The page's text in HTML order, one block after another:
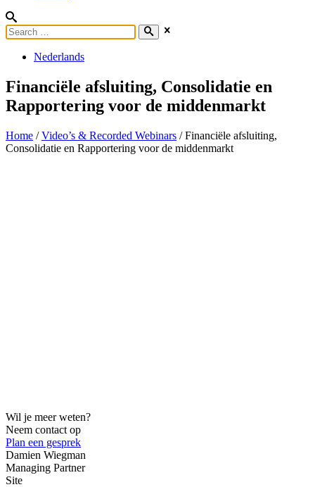
Nederlands
Financiële afsluiting, Consolidatie en
Rapportering voor de middenmarkt
Home /Video’s & Recorded Webinars /Financiële afsluiting,
Consolidatie en Rapportering voor de middenmarkt
Wil je meer weten?
Neem contact op
Plan een gesprek
Damien Wiegman
Managing Partner
Site